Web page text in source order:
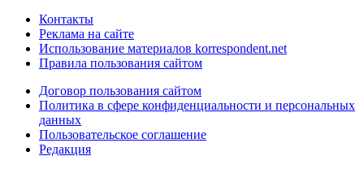
Контакты
Реклама на сайте
Использование материалов korrespondent.net
Правила пользования сайтом
Договор пользования сайтом
Политика в сфере конфиденциальности и персональных
данных
Пользовательское соглашение
Редакция